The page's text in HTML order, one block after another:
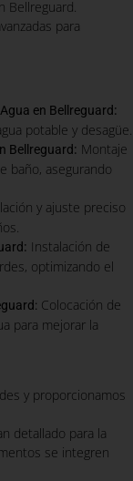
Bellreguard.
para
en Bellreguard:
potable y desagüe.
Bellreguard: Montaje
baño, asegurando
y ajuste preciso
: Instalación de
optimizando el
Colocación de
para mejorar la
y proporcionamos
detallado para la
se integren